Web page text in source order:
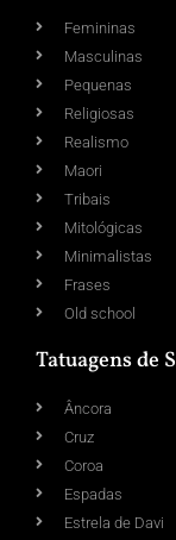
Femininas
Masculinas
Pequenas
Religiosas
Realismo
Maori
Tribais
Mitológicas
Minimalistas
Frases
Old school
Tatuagens de
Âncora
Cruz
Coroa
Espadas
Estrela de Davi